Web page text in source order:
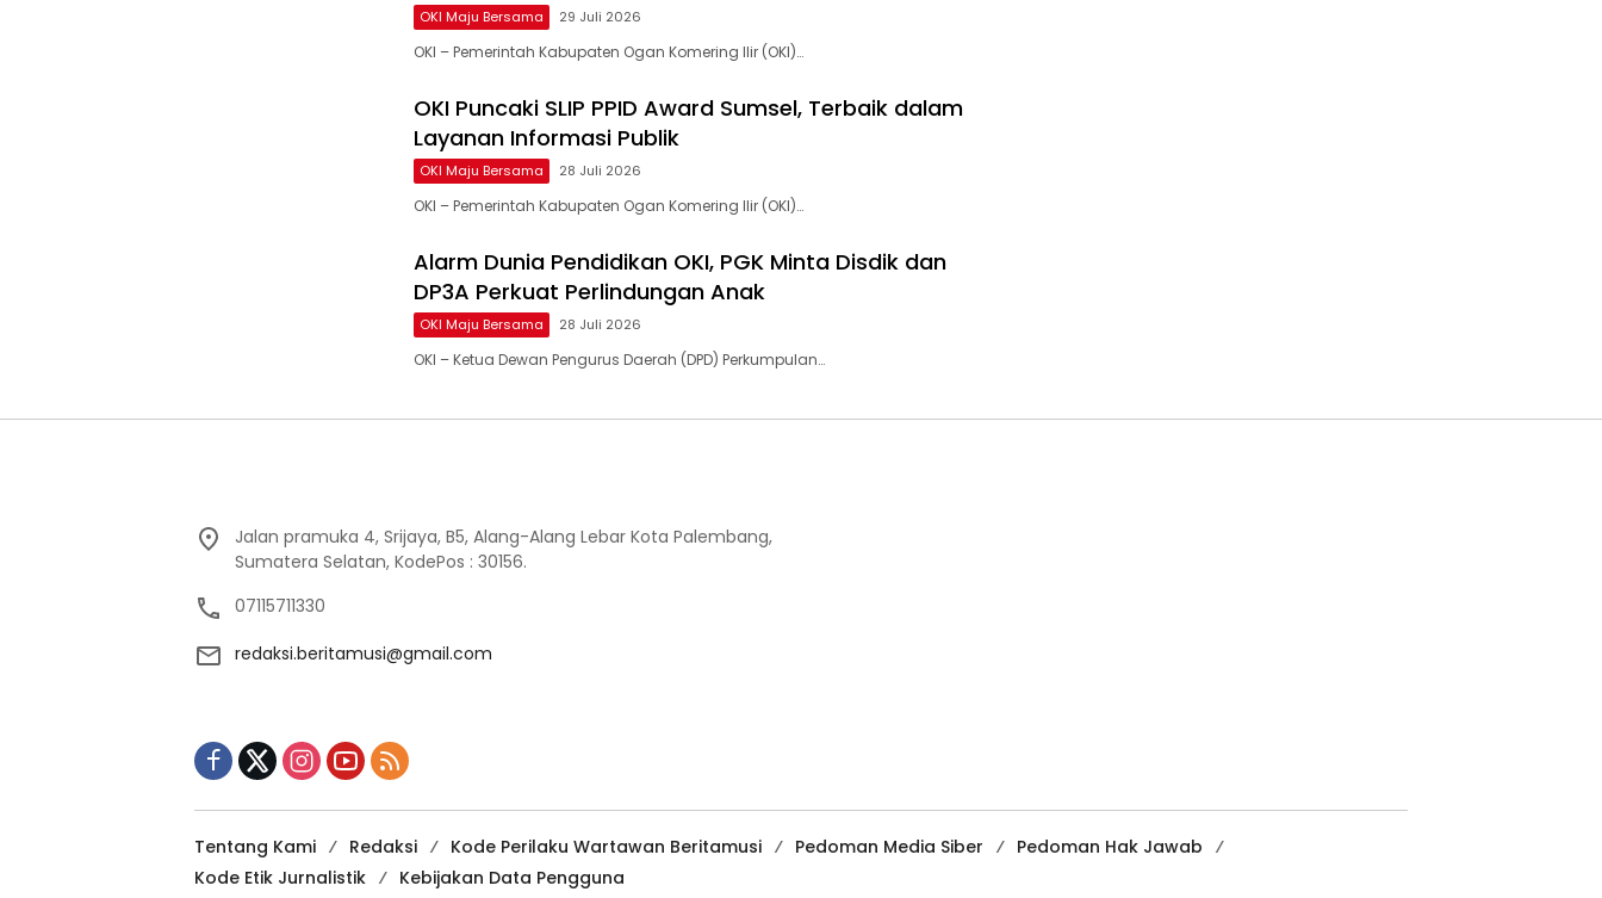
OKI Maju Bersama 29 Juli 2026
OKI – Pemerintah Kabupaten Ogan Komering Ilir (OKI)…
OKI Puncaki SLIP PPID Award Sumsel, Terbaik dalam
Layanan Informasi Publik
OKI Maju Bersama 28 Juli 2026
OKI – Pemerintah Kabupaten Ogan Komering Ilir (OKI)…
Alarm Dunia Pendidikan OKI, PGK Minta Disdik dan
DP3A Perkuat Perlindungan Anak
OKI Maju Bersama 28 Juli 2026
OKI – Ketua Dewan Pengurus Daerah (DPD) Perkumpulan…
Jalan pramuka 4, Srijaya, B5, Alang-Alang Lebar Kota Palembang,
Sumatera Selatan, KodePos : 30156.
07115711330
redaksi.beritamusi@gmail.com
Tentang Kami Redaksi Kode Perilaku Wartawan Beritamusi Pedoman Media Siber
Pedoman Hak Jawab
Kode Etik Jurnalistik
Kebijakan Data Pengguna